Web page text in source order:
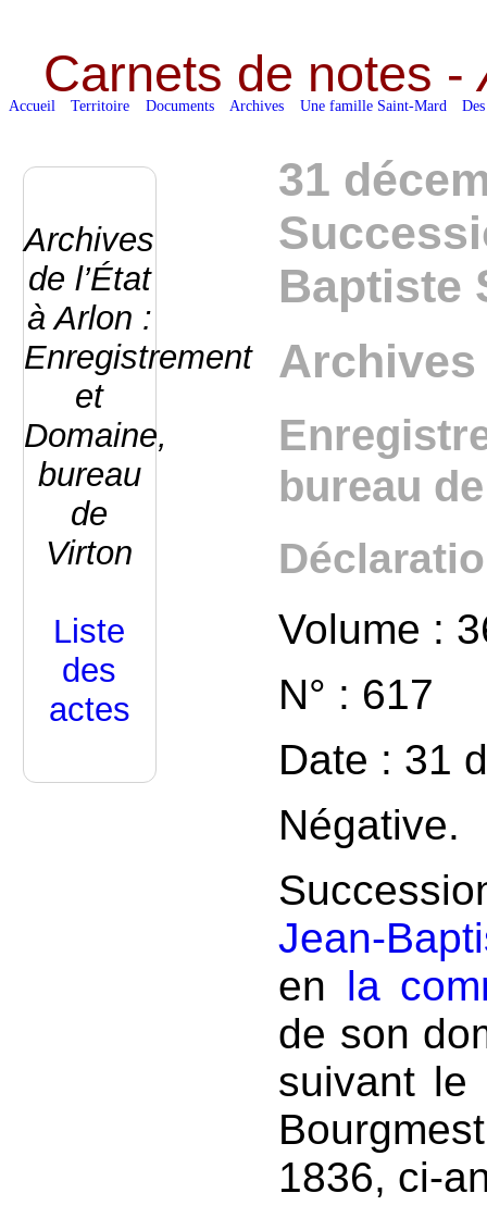
Carnets de notes -
Accueil Territoire Documents Archives Une famille Saint-Mard
31
Baptiste
Archives
bureau
Volume :
N° : 617
Date : 31
Négative.
Jean-
en la
de son
suivant le
1836, ci-
Archives
de l’État
à Arlon :
Enregistrement
et
Domaine,
bureau
de
Virton
Liste
des
actes